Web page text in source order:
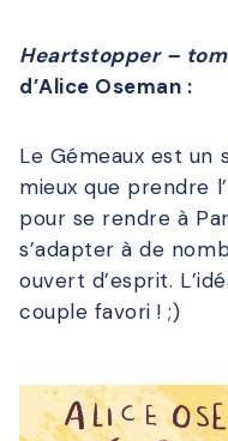
Heartstopper –
d’Alice Oseman :
Le Gémeaux est un
mieux que prendre
pour se rendre à
s’adapter à de
ouvert d’esprit.
couple favori ! ;)